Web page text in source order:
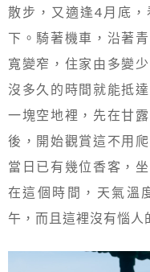
散步，又適逢4月底
下。騎著機車，沿著
寬變窄，住家由多變
沒多久的時間就能抵
一塊空地裡，先在甘
後，開始觀賞這不用
當日已有幾位香客，
在這個時間，天氣溫
午，而且這裡沒有惱人